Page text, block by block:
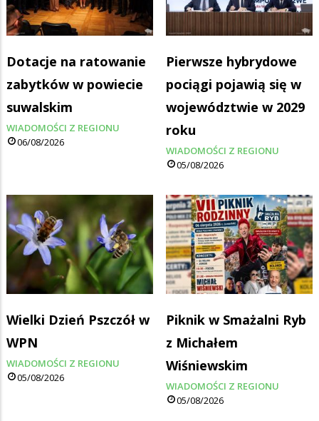
Dotacje na ratowanie
zabytków w powiecie
suwalskim
WIADOMOŚCI Z REGIONU
06/08/2026
Pierwsze hybrydowe
pociągi pojawią się w
województwie w 2029
roku
WIADOMOŚCI Z REGIONU
05/08/2026
Wielki Dzień Pszczół w
WPN
WIADOMOŚCI Z REGIONU
05/08/2026
Piknik w Smażalni Ryb
z Michałem
Wiśniewskim
WIADOMOŚCI Z REGIONU
05/08/2026